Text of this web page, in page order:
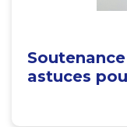
astuces